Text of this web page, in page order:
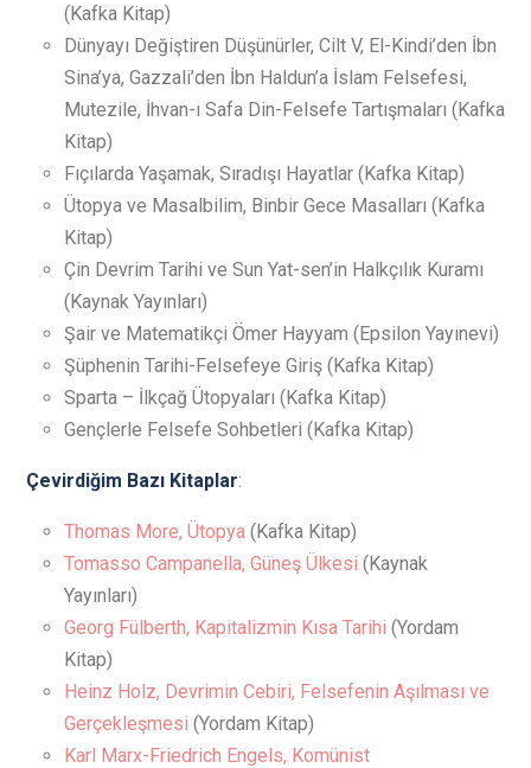
(Kafka Kitap)
Dünyayı Değiştiren Düşünürler, Cilt V, El-Kindi’den İbn
Sina’ya, Gazzali’den İbn Haldun’a İslam Felsefesi,
Mutezile, İhvan-ı Safa Din-Felsefe Tartışmaları (Kafka
Kitap)
Fıçılarda Yaşamak, Sıradışı Hayatlar (Kafka Kitap)
Ütopya ve Masalbilim, Binbir Gece Masalları (Kafka
Kitap)
Çin Devrim Tarihi ve Sun Yat-sen’in Halkçılık Kuramı
(Kaynak Yayınları)
Şair ve Matematikçi Ömer Hayyam (Epsilon Yayınevi)
Şüphenin Tarihi-Felsefeye Giriş (Kafka Kitap)
Sparta – İlkçağ Ütopyaları (Kafka Kitap)
Gençlerle Felsefe Sohbetleri (Kafka Kitap)
Çevirdiğim Bazı Kitaplar:
Thomas More, Ütopya (Kafka Kitap)
Tomasso Campanella, Güneş Ülkesi (Kaynak
Yayınları)
Georg Fülberth, Kapitalizmin Kısa Tarihi (Yordam
Kitap)
Heinz Holz, Devrimin Cebiri, Felsefenin Aşılması ve
Gerçekleşmesi (Yordam Kitap)
Karl Marx-Friedrich Engels, Komünist